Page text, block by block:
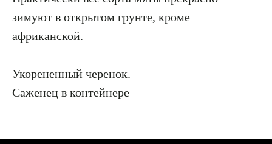
зимуют в открытом грунте, кроме
африканской.
Укорененный черенок.
Саженец в контейнере